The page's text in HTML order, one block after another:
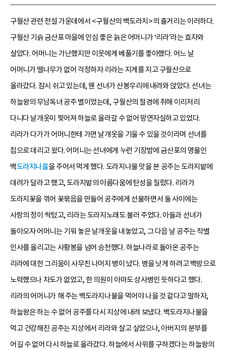
구월산 관련 전설 가운데에서 <구월산의 백도라지>의 줄거리는 이러하다.
구월산 기슭 금산포 마을에 인심 좋은 늙은 어머니가 ‘리라’라는 효자와
살았다. 어머니는 가난했지만 이웃에게 베풀기를 좋아했다. 어느 날
어머니가 땔나무가 없어 걱정하자 리라는 지게를 지고 구월산으로
올라갔다. 잠시 쉬고 있는데, 웬 선녀가 산봉우리에 내려와 앉았다. 선녀는
하늘왕의 무남독녀 공주 별이었는데, 구월산의 절경에 취해 이리저리
다니다 날개옷이 찢어져 하늘로 올라갈 수 없어 망연자실하고 있었다.
리라가 다가가 어머니한테 가면 날개옷을 기울 수 있을 것이라며 선녀를
집으로 데리고 왔다. 어머니는 선녀에게 누런 기장밥에 금산포의 명물인
백도라지나물을 주어서 먹게 했다. 도라지나물 맛을 본 공주는 도라지밭에
데려가 달라고 했고, 도라지밭의 아름다움에 탄성을 질렀다. 리라가
도라지꽃을 꺾어 꽃묶음을 만들어 공주에게 선물하면서 둘 사이에는
사랑의 정이 싹텄고, 리라는 도라지노래도 불러 주었다. 아들과 선녀가
돌아오자 어머니는 기워 놓은 날개옷을 내놓았고, 그 다음 날 공주는 작별
인사를 올리고는 사황봉을 넘어 승천했다. 하늘나라로 돌아온 공주는
리라에 대한 그리움이 사무친 나머지 병이 났다. 병을 낫게 하려고 백방으로
노력했으나 차도가 없었고, 한 의원이 아마도 상사병인 듯하다고 했다.
리라의 어머니가 해 주는 백도라지나물을 먹어야 나을 것 같다고 말하자,
하늘왕은 하는 수 없어 공주를 다시 지상에 내려 보냈다. 백도라지나물을
먹고 건강해진 공주는 지상에서 리라와 살고 싶었으나, 아버지의 분부를
어길 수 없어 다시 하늘로 올라갔다. 하늘에서 사위를 구하겠다는 하늘왕의